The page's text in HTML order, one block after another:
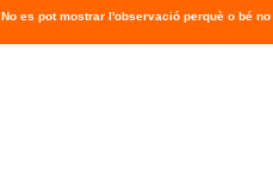
No es pot mostrar l'observació perquè o bé